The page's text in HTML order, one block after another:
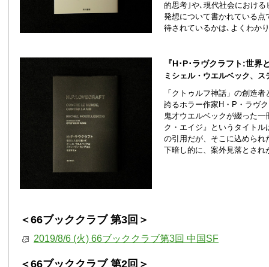
的思考｣や､現代社会におけ
発想について書かれている点
待されているかは､よくわか
『H･P･ラヴクラフト:世界
ミシェル・ウエルベック、
「クトゥルフ神話」の創造
誇るホラー作家H・P・ラヴ
鬼才ウエルベックが綴った一
ク・エイジ』というタイトル
の引用だが、そこに込められ
下暗し的に、案外見落とされ
＜66ブッククラブ 第3回＞
2019/8/6 (火) 66ブッククラブ第3回 中国SF
＜66ブッククラブ 第2回＞